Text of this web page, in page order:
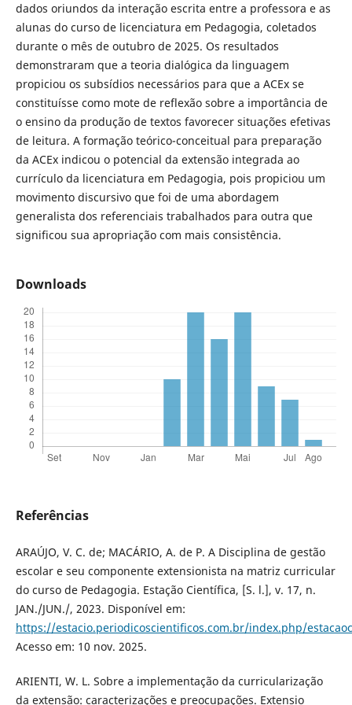
dados oriundos da interação escrita entre a professora e as
alunas do curso de licenciatura em Pedagogia, coletados
durante o mês de outubro de 2025. Os resultados
demonstraram que a teoria dialógica da linguagem
propiciou os subsídios necessários para que a ACEx se
constituísse como mote de reflexão sobre a importância de
o ensino da produção de textos favorecer situações efetivas
de leitura. A formação teórico-conceitual para preparação
da ACEx indicou o potencial da extensão integrada ao
currículo da licenciatura em Pedagogia, pois propiciou um
movimento discursivo que foi de uma abordagem
generalista dos referenciais trabalhados para outra que
significou sua apropriação com mais consistência.
Downloads
Referências
ARAÚJO, V. C. de; MACÁRIO, A. de P. A Disciplina de gestão
escolar e seu componente extensionista na matriz curricular
do curso de Pedagogia. Estação Científica, [S. l.], v. 17, n.
JAN./JUN./, 2023. Disponível em:
https://estacio.periodicoscientificos.com.br/index.php/
Acesso em: 10 nov. 2025.
ARIENTI, W. L. Sobre a implementação da curricularização
da extensão: caracterizações e preocupações. Extensio